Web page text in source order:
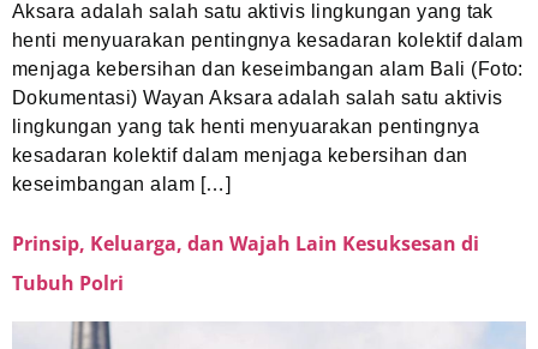
Aksara adalah salah satu aktivis lingkungan yang tak
henti menyuarakan pentingnya kesadaran kolektif dalam
menjaga kebersihan dan keseimbangan alam Bali (Foto:
Dokumentasi) Wayan Aksara adalah salah satu aktivis
lingkungan yang tak henti menyuarakan pentingnya
kesadaran kolektif dalam menjaga kebersihan dan
keseimbangan alam […]
Prinsip, Keluarga, dan Wajah Lain Kesuksesan di
Tubuh Polri